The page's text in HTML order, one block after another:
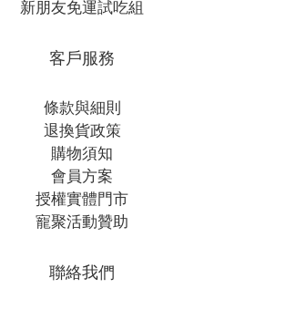
新朋友免運試吃組
客戶服務
條款與細則
退換貨政策
購物須知
會員方案
授權實體門市
寵聚活動贊助
聯絡我們